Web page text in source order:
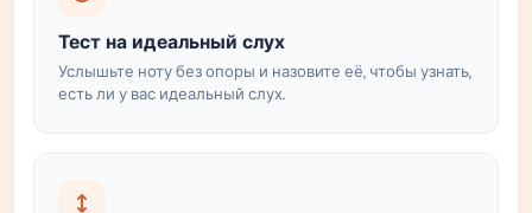
Тест на идеальный слух
Услышьте ноту без опоры и назовите её, чтобы узнать,
есть ли у вас идеальный слух.